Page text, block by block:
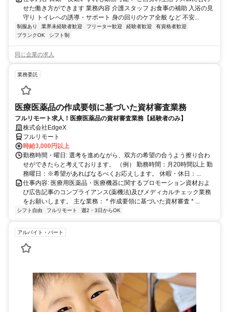
せた働き方ができます 業務内容 介護スタッフ お食事の補助 入浴の見
守り トイレへの誘導・サポート 身の回りのケア全般 など 不安...
制服あり 業界未経験者歓迎 フリーター歓迎 経験者歓迎
有資格者歓迎
ブランクOK
シフト制
同じ企業の求人
業務委託
医療医薬品の作成要領に基づいた資材審査業務
フルリモート求人！医療医薬品の資材審査業務【経験者のみ】
株式会社EdgeX
フルリモート
時給3,000円以上
勤務時間・曜日: 選考を進めながら、双方の希望の合うよう擦り合わ
せができたらと考えております。 （例） 勤務時間：月20時間以上 勤
務曜日：※希望があればなるべくお応えします。 休暇・休日：...
仕事内容: 医療用医薬品・医療機器に関するプロモーション資材およ
び広告記事のコンプライアンス(薬機法)及びメディカルチェック業務
をお願いします。 主な業務： * 作成要領に基づいた資材審査 * ...
シフト自由 フルリモート 週2・3日からOK
アルバイト・パート